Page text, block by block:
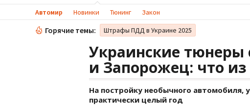
Автомир Новинки Тюнинг Закон
Горячие темы: Штрафы ПДД в Украине 2025
Украинские тюнеры
и Запорожец: что
На постройку необычного автомобиля,
практически целый год